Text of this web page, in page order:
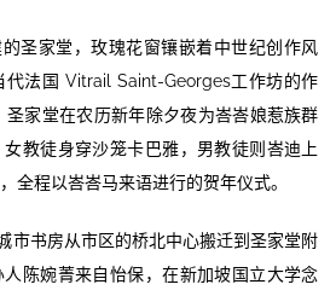
圣家堂，玫瑰花窗镶嵌着中世纪创作风
代法国 Vitrail Saint-Georges工作坊的作
圣家堂在农历新年除夕夜为峇峇娘惹族群
教徒身穿沙笼卡巴雅，男教徒则峇迪上
全程以峇峇马来语进行的贺年仪式。
市书房从市区的桥北中心搬迁到圣家堂附
陈婉菁来自怡保，在新加坡国立大学念